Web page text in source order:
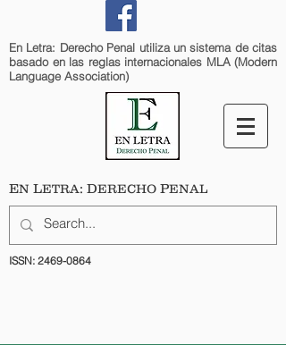
En Letra: Derecho Penal utiliza un sistema de citas
basado en las reglas internacionales MLA (Modern
Language Association)
EN LETRA: DERECHO PENAL
ISSN: 2469-0864